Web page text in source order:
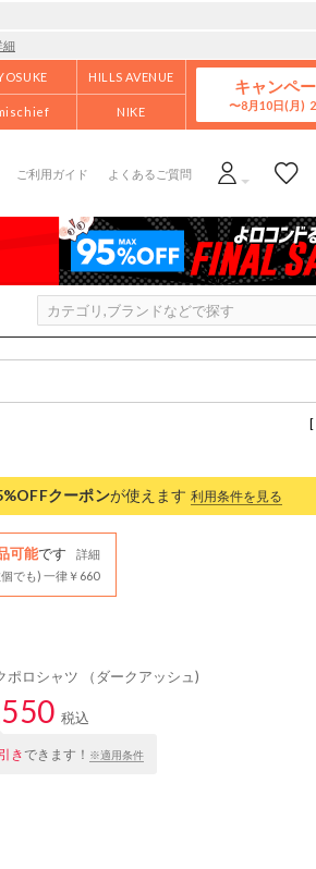
細
HILLS AVENUE
NIKE
キャンペ
8月10日(月)
ご利用ガイド よくあるご質問
[
クーポンが使えます 利用条件を見る
可能です
詳細
でも) 一律￥660
ロシャツ （ダークアッシュ)
税込
きできます！ ※適用条件